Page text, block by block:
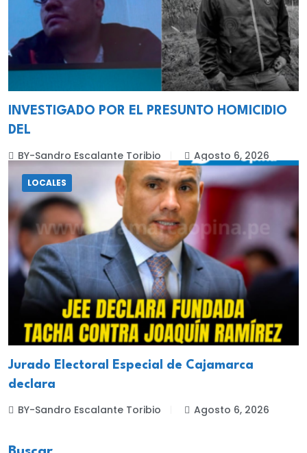
INVESTIGADO POR EL PRESUNTO HOMICIDIO
DEL
BY-Sandro Escalante Toribio Agosto 6, 2026
LOCALES
Jurado Electoral Especial de Cajamarca
declara
BY-Sandro Escalante Toribio Agosto 6, 2026